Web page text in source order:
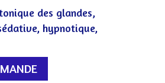
des glandes,
hypnotique,